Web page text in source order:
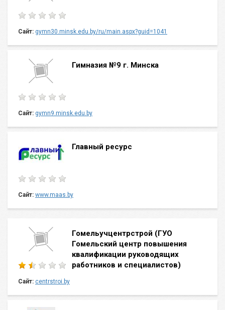
Сайт: gymn30.minsk.edu.by/ru/main.aspx?guid=1041
Гимназия №9 г. Минска
Сайт: gymn9.minsk.edu.by
Главный ресурс
Сайт: www.maas.by
Гомельучцентрстрой (ГУО
Гомельский центр повышения
квалификации руководящих
работников и специалистов)
Сайт: centrstroi.by